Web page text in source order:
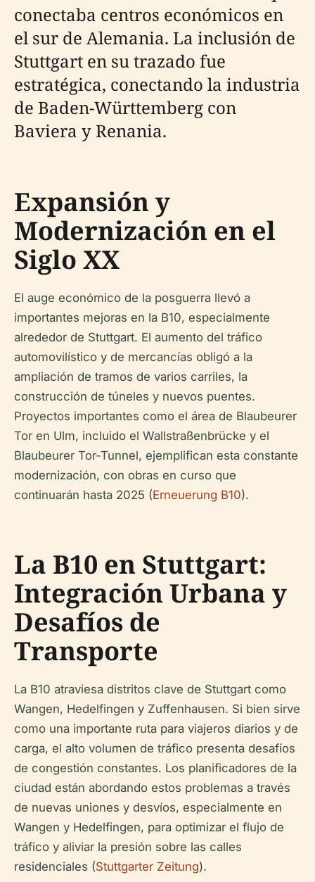
conectaba centros económicos en
el sur de Alemania. La inclusión de
Stuttgart en su trazado fue
estratégica, conectando la industria
de Baden-Württemberg con
Baviera y Renania.
Expansión y
Modernización en el
Siglo XX
El auge económico de la posguerra llevó a
importantes mejoras en la B10, especialmente
alrededor de Stuttgart. El aumento del tráfico
automovilístico y de mercancías obligó a la
ampliación de tramos de varios carriles, la
construcción de túneles y nuevos puentes.
Proyectos importantes como el área de Blaubeurer
Tor en Ulm, incluido el Wallstraßenbrücke y el
Blaubeurer Tor-Tunnel, ejemplifican esta constante
modernización, con obras en curso que
continuarán hasta 2025 (Erneuerung B10).
La B10 en Stuttgart:
Integración Urbana y
Desafíos de
Transporte
La B10 atraviesa distritos clave de Stuttgart como
Wangen, Hedelfingen y Zuffenhausen. Si bien sirve
como una importante ruta para viajeros diarios y de
carga, el alto volumen de tráfico presenta desafíos
de congestión constantes. Los planificadores de la
ciudad están abordando estos problemas a través
de nuevas uniones y desvíos, especialmente en
Wangen y Hedelfingen, para optimizar el flujo de
tráfico y aliviar la presión sobre las calles
residenciales (Stuttgarter Zeitung).